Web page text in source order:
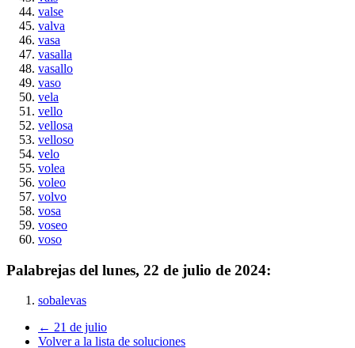
valse
valva
vasa
vasalla
vasallo
vaso
vela
vello
vellosa
velloso
velo
volea
voleo
volvo
vosa
voseo
voso
Palabrejas del lunes, 22 de julio de 2024:
sobalevas
← 21 de julio
Volver a la lista de soluciones